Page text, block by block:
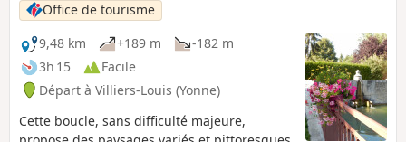
Office de tourisme
9,48 km
+189 m
-182 m
3h 15
Facile
Départ à Villiers-Louis (Yonne)
Cette boucle, sans difficulté majeure,